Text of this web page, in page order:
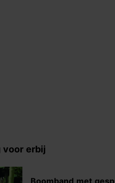
voor erbij
Boomband met gesp